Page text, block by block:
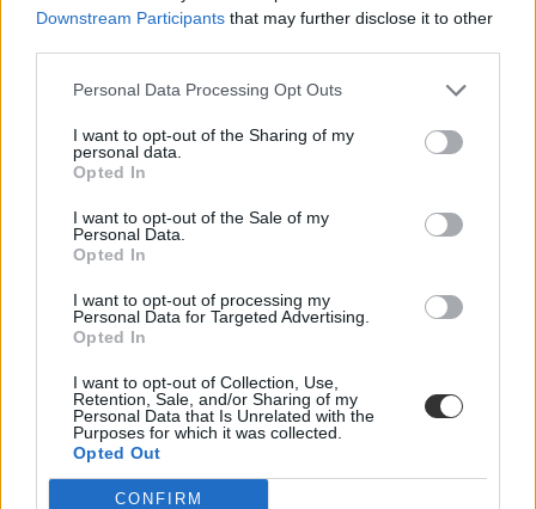
Downstream Participants that may further disclose it to other
Personal Data Processing Opt Outs
I want to opt-out of the Sharing of my
personal data.
Opted In
I want to opt-out of the Sale of my
Personal Data.
Opted In
I want to opt-out of processing my
Personal Data for Targeted Advertising.
Opted In
I want to opt-out of Collection, Use,
Retention, Sale, and/or Sharing of my
Personal Data that Is Unrelated with the
Purposes for which it was collected.
Opted Out
CONFIRM